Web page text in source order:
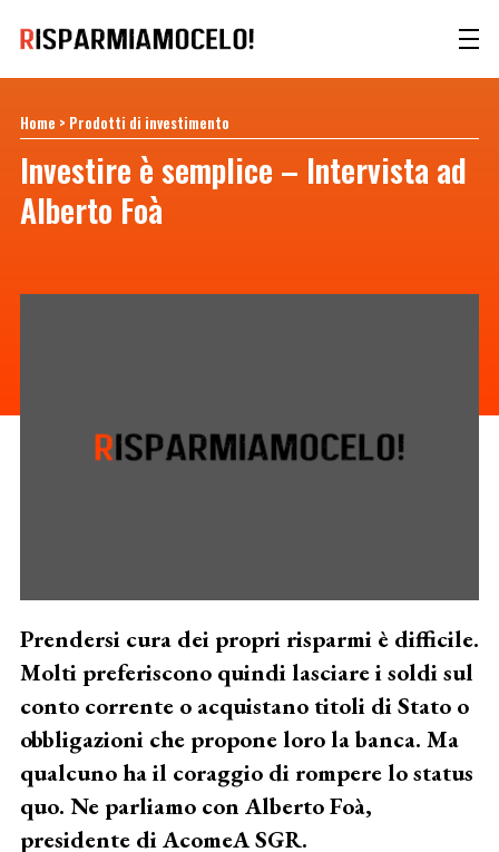
Home > Prodotti di investimento
Investire è semplice – Intervista ad
Alberto Foà
Prendersi cura dei propri risparmi è difficile.
Molti preferiscono quindi lasciare i soldi sul
conto corrente o acquistano titoli di Stato o
obbligazioni che propone loro la banca. Ma
qualcuno ha il coraggio di rompere lo status
quo. Ne parliamo con Alberto Foà,
presidente di AcomeA SGR.